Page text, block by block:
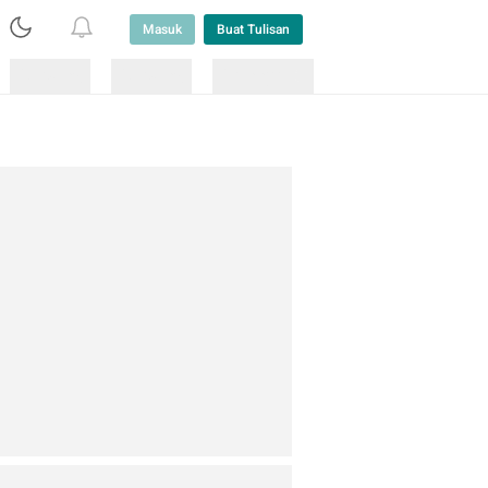
Masuk Buat Tulisan